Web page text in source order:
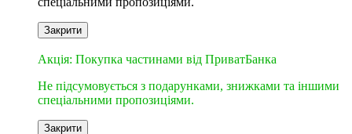
Закрити
Акція: Покупка частинами від ПриватБанка
Не підсумовується з подарунками, знижками та іншими
спеціальними пропозиціями.
Закрити